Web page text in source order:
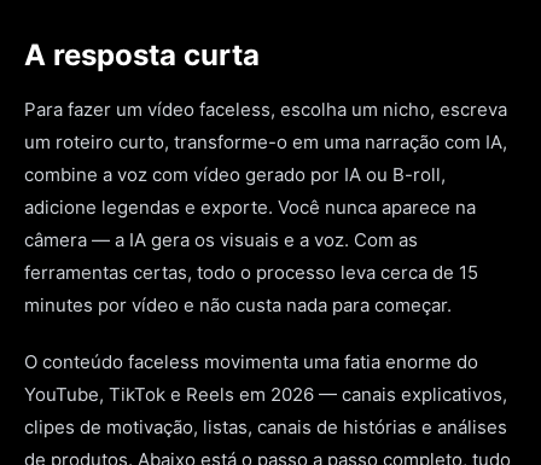
A resposta curta
Para fazer um vídeo faceless, escolha um nicho, escreva
um roteiro curto, transforme-o em uma narração com IA,
combine a voz com vídeo gerado por IA ou B-roll,
adicione legendas e exporte. Você nunca aparece na
câmera — a IA gera os visuais e a voz. Com as
ferramentas certas, todo o processo leva cerca de 15
minutes por vídeo e não custa nada para começar.
O conteúdo faceless movimenta uma fatia enorme do
YouTube, TikTok e Reels em 2026 — canais explicativos,
clipes de motivação, listas, canais de histórias e análises
de produtos. Abaixo está o passo a passo completo, tudo